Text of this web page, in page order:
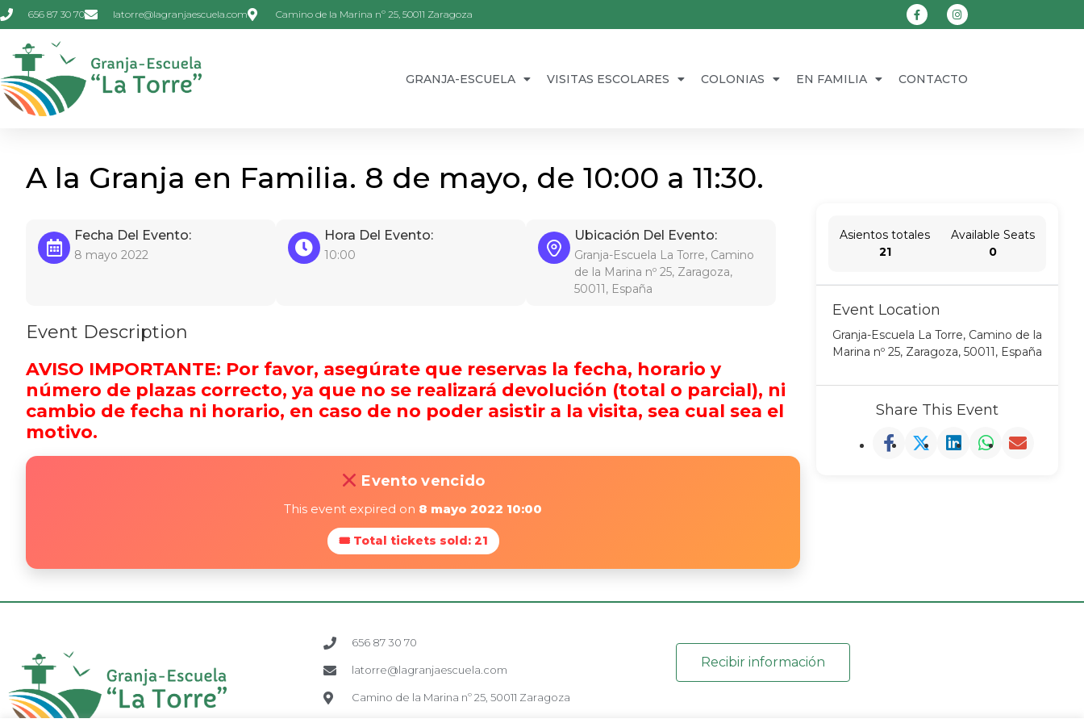
656 87 30 70 latorre@lagranjaescuela.com Camino de la Marina nº 25, 50011 Zaragoza
GRANJA-ESCUELA VISITAS ESCOLARES COLONIAS EN FAMILIA CONTACTO
A la Granja en Familia. 8 de mayo, de 10:00 a 11:30.
Fecha Del Evento:
8 mayo 2022
Hora Del Evento:
10:00
Ubicación Del Evento:
Granja-Escuela La Torre, Camino
de la Marina nº 25, Zaragoza,
50011, España
Event Description
AVISO IMPORTANTE: Por favor, asegúrate que reservas la fecha, horario y
número de plazas correcto, ya que no se realizará devolución (total o parcial), ni
cambio de fecha ni horario, en caso de no poder asistir a la visita, sea cual sea el
motivo.
Evento vencido
This event expired on 8 mayo 2022 10:00
🎟 Total tickets sold: 21
Asientos totales
21
Available Seats
0
Event Location
Granja-Escuela La Torre, Camino de la
Marina nº 25, Zaragoza, 50011, España
Share This Event
656 87 30 70
latorre@lagranjaescuela.com
Camino de la Marina nº 25, 50011 Zaragoza
Recibir información